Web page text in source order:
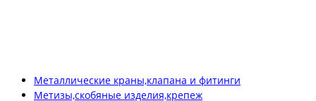
Металлические краны,клапана и фитинги
Метизы,скобяные изделия,крепеж